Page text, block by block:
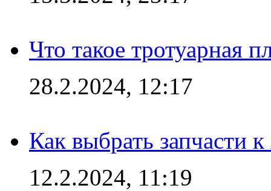
Что такое тротуарная
28.2.2024, 12:17
Как выбрать запчасти
12.2.2024, 11:19